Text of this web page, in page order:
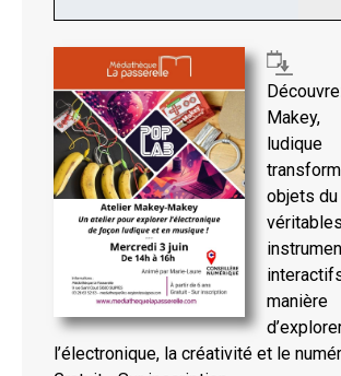
objets
véritables
l’électronique, la créativité et le